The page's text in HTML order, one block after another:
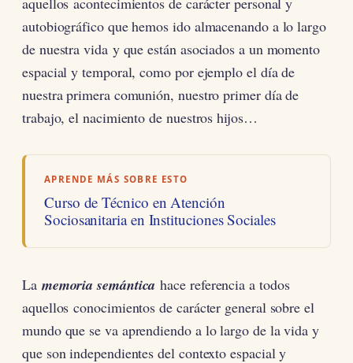
autobiográfico que hemos ido almacenando a lo largo
de nuestra vida y que están asociados a un momento
espacial y temporal, como por ejemplo el día de
nuestra primera comunión, nuestro primer día de
trabajo, el nacimiento de nuestros hijos…
APRENDE MÁS SOBRE ESTO
Curso de Técnico en Atención
Sociosanitaria en Instituciones Sociales
La memoria semántica hace referencia a todos
aquellos conocimientos de carácter general sobre el
mundo que se va aprendiendo a lo largo de la vida y
que son independientes del contexto espacial y